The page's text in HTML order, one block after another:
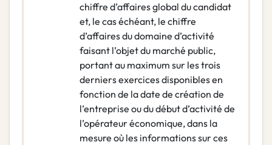
chiffre d’affaires global du candidat
et, le cas échéant, le chiffre
d’affaires du domaine d’activité
faisant l’objet du marché public,
portant au maximum sur les trois
derniers exercices disponibles en
fonction de la date de création de
l’entreprise ou du début d’activité de
l’opérateur économique, dans la
mesure où les informations sur ces